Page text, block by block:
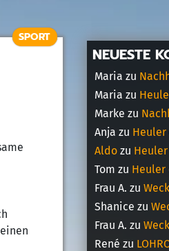
SPORT
NEUESTE
Maria zu
Maria zu
Marke zu
Anja zu Heuler
Aldo zu
Tom zu Heuler
Frau A. zu
Shanice zu
Frau A. zu
René zu